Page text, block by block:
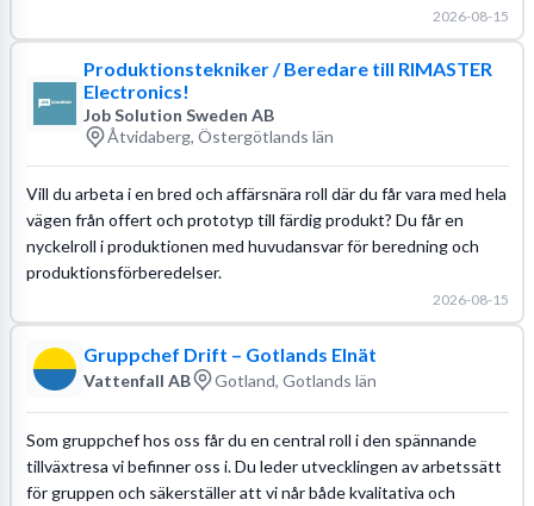
2026-08-15
Produktionstekniker / Beredare till RIMASTER
Electronics!
Job Solution Sweden AB
Åtvidaberg, Östergötlands län
Vill du arbeta i en bred och affärsnära roll där du får vara med hela
vägen från offert och prototyp till färdig produkt? Du får en
nyckelroll i produktionen med huvudansvar för beredning och
produktionsförberedelser.
2026-08-15
Gruppchef Drift – Gotlands Elnät
Vattenfall AB Gotland, Gotlands län
Som gruppchef hos oss får du en central roll i den spännande
tillväxtresa vi befinner oss i. Du leder utvecklingen av arbetssätt
för gruppen och säkerställer att vi når både kvalitativa och